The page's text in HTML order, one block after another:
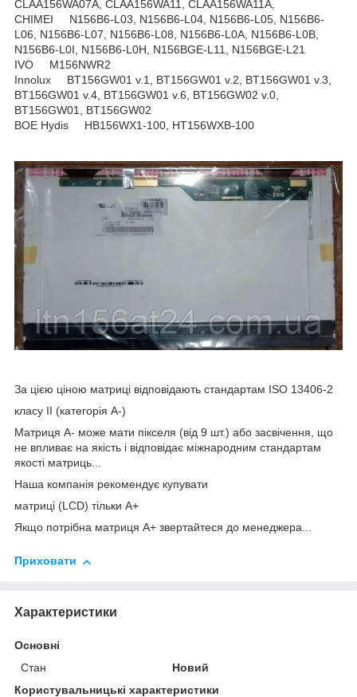
CLAA156WA07A, CLAA156WA11, CLAA156WA11A,
CHIMEI N156B6-L03, N156B6-L04, N156B6-L05, N156B6-
L06, N156B6-L07, N156B6-L08, N156B6-L0A, N156B6-L0B,
N156B6-L0I, N156B6-L0H, N156BGE-L11, N156BGE-L21
IVO M156NWR2
Innolux BT156GW01 v.1, BT156GW01 v.2, BT156GW01 v.3,
BT156GW01 v.4, BT156GW01 v.6, BT156GW02 v.0,
BT156GW01, BT156GW02
BOE Hydis HB156WX1-100, HT156WXB-100
За цією ціною матриці відповідають стандартам ISO 13406-2
класу II (категорія А-)
Матриця А- може мати пікселя (від 9 шт.) або засвічення, що
не впливає на якість і відповідає міжнародним стандартам
якості матриць...
Наша компанія рекомендує купувати
матриці (LCD) тільки А+
Якщо потрібна матриця А+ звертайтеся до менеджера...
Приховати
Характеристики
Основні
Стан
Новий
Користувальницькі характеристики